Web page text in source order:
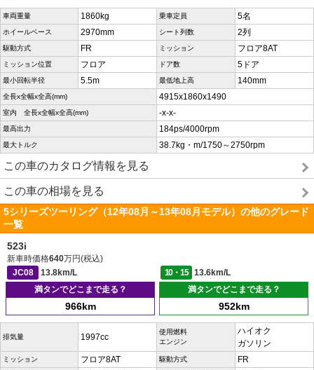
車両重量 1860kg 乗車定員 5名
ホイールベース 2970mm シート列数 2列
駆動方式 FR ミッション フロア8AT
ミッション位置 フロア ドア数 5ドア
最小回転半径 5.5m 最低地上高 140mm
全長x全幅x全高(mm) 4915x1860x1490
室内 全長x全幅x全高(mm) -x-x-
最高出力 184ps/4000rpm
最大トルク 38.7kg・m/1750～2750rpm
この車のカタログ情報を見る
この車の相場を見る
5シリーズツーリング（12年08月～13年08月モデル）の他のグレード
一覧
523i
新車時価格640万円(税込)
JC08
13.8km/L 10・15
13.6km/L
満タンでどこまで走る？
966km
満タンでどこまで走る？
952km
排気量 1997cc
使用燃料
エンジン
ハイオク
ガソリン
ミッション フロア8AT 駆動方式 FR